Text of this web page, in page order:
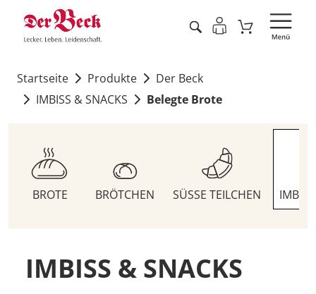
Startseite Produkte
Der Beck
IMBISS & SNACKS
Belegte Brote
BROTE BRÖTCHEN SÜSSE TEILCHEN
IMBISS & SNACKS